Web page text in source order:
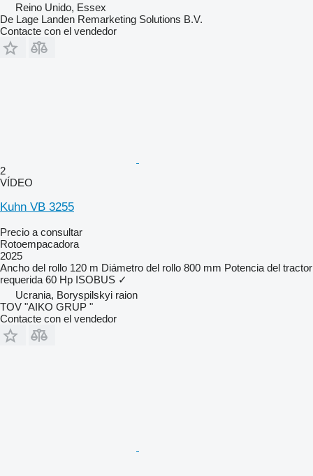
Reino Unido, Essex
De Lage Landen Remarketing Solutions B.V.
Contacte con el vendedor
2
VÍDEO
Kuhn VB 3255
Precio a consultar
Rotoempacadora
2025
Ancho del rollo 120 m Diámetro del rollo 800 mm Potencia del tractor
requerida 60 Hp ISOBUS ✓
Ucrania, Boryspilskyi raion
TOV "AIKO GRUP "
Contacte con el vendedor